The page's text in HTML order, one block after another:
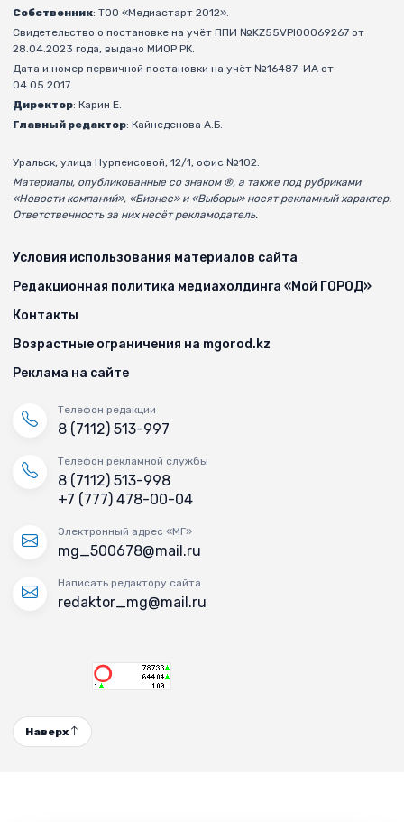
Собственник: ТОО «Медиастарт 2012».
Свидетельство о постановке на учёт ППИ №KZ55VPI00069267 от
28.04.2023 года, выдано МИОР РК.
Дата и номер первичной постановки на учёт №16487-ИА от
04.05.2017.
Директор: Карин Е.
Главный редактор: Кайнеденова А.Б.
Уральск, улица Нурпеисовой, 12/1, офис №102.
Материалы, опубликованные со знаком ®, а также под рубриками
«Новости компаний», «Бизнес» и «Выборы» носят рекламный характер.
Ответственность за них несёт рекламодатель.
Условия использования материалов сайта
Редакционная политика медиахолдинга «Мой ГОРОД»
Контакты
Возрастные ограничения на mgorod.kz
Реклама на сайте
Телефон редакции
8 (7112) 513-997
Телефон рекламной службы
8 (7112) 513-998
+7 (777) 478-00-04
Электронный адрес «МГ»
mg_500678@mail.ru
Написать редактору сайта
redaktor_mg@mail.ru
Наверх